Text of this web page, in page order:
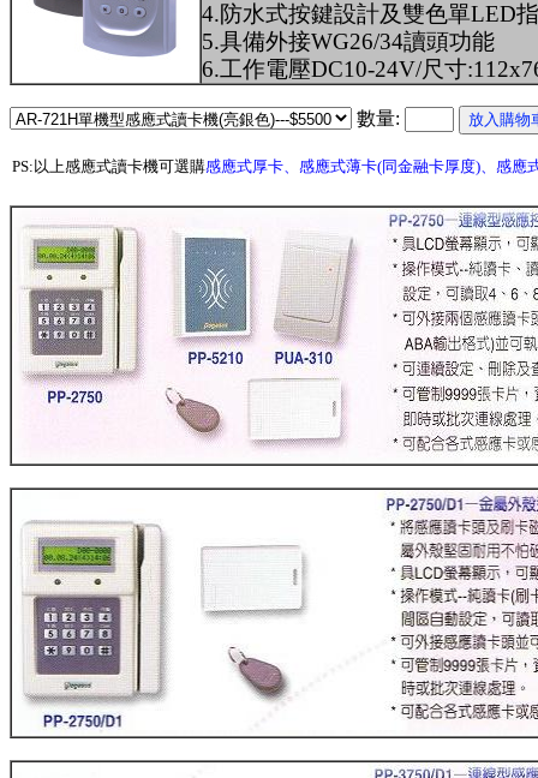
4.防水式按鍵設計及雙色單LED
5.具備外接WG26/34讀頭功能
6.工作電壓DC10-24V/尺寸
數量:
PS:以上感應式讀卡機可選購感應式厚卡、感應式薄卡(同金融卡厚度)、感應